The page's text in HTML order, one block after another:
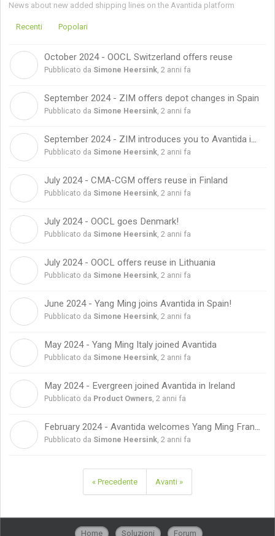
News about new added shipping lines on the Avantida platform
Recenti Popolari
October 2024 - OOCL Switzerland offers reuse
Pubblicato da Simone Heersink 2 anni fa
September 2024 - ZIM offers depot changes in Spain
Pubblicato da Simone Heersink 2 anni fa
Pubblicato da Simone Heersink 2 anni fa
July 2024 - CMA-CGM offers reuse in Finland
Pubblicato da Simone Heersink 2 anni fa
July 2024 - OOCL goes Denmark!
Pubblicato da Simone Heersink 2 anni fa
July 2024 - OOCL offers reuse in Lithuania
Pubblicato da Simone Heersink 2 anni fa
June 2024 - Yang Ming joins Avantida in Spain!
Pubblicato da Simone Heersink 2 anni fa
May 2024 - Yang Ming Italy joined Avantida
Pubblicato da Simone Heersink 2 anni fa
May 2024 - Evergreen joined Avantida in Ireland
Pubblicato da Product Owners 2 anni fa
Pubblicato da Simone Heersink 2 anni fa
« Precedente Avanti »
Home Soluzioni Forum